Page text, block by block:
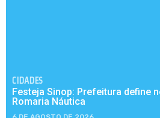
CIDADES
Festeja Sinop: Prefeitura define
Romaria Náutica